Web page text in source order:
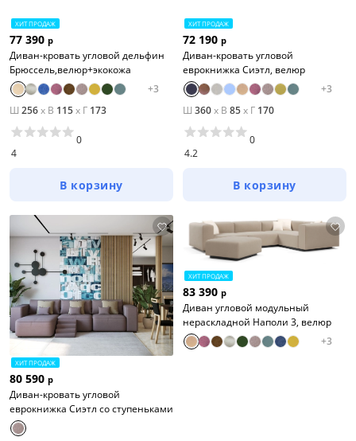
ХИТ ПРОДАЖ
77 390 р
Диван-кровать угловой дельфин
Брюссель,велюр+экокожа
+3
Ш 256x В 115x Г 173
4
0
В корзину
ХИТ ПРОДАЖ
72 190 р
Диван-кровать угловой
еврокнижка Сиэтл, велюр
+3
Ш 360x В 85x Г 170
4.2
0
В корзину
ХИТ ПРОДАЖ
80 590 р
Диван-кровать угловой
еврокнижка Сиэтл со ступеньками
ХИТ ПРОДАЖ
83 390 р
Диван угловой модульный
нераскладной Наполи 3, велюр
+3